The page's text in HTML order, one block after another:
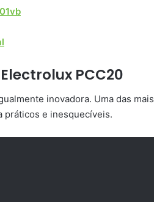
PCC20
inovadora. Uma das mais
práticos e inesquecíveis.